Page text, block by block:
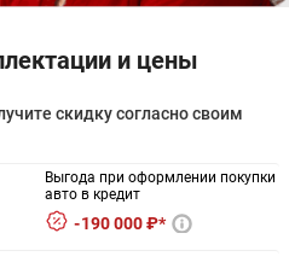
и цены
скидку согласно своим
Выгода при оформлении покупки
авто в кредит
190 000 ₽*